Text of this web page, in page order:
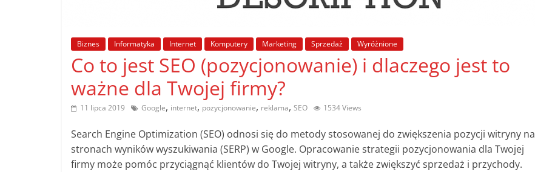
poradniki
każdy
temat
Biznes Informatyka Internet Komputery Marketing Sprzedaż Wyróżnione
Co to jest SEO (pozycjonowanie) i dlaczego jest to
ważne dla Twojej firmy?
11 lipca 2019 Google, internet, pozycjonowanie, reklama, SEO 1534 Views
Search Engine Optimization (SEO) odnosi się do metody stosowanej do zwiększenia pozycji witryny na
stronach wyników wyszukiwania (SERP) w Google. Opracowanie strategii pozycjonowania dla Twojej
firmy może pomóc przyciągnąć klientów do Twojej witryny, a także zwiększyć sprzedaż i przychody.